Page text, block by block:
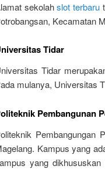
sekolahslot terbaru
Kecamatan
Tidar
Tidar
mulanya, Universitas
Pembangunan
Pembangungan
Kampus yang
yang dikhususkan